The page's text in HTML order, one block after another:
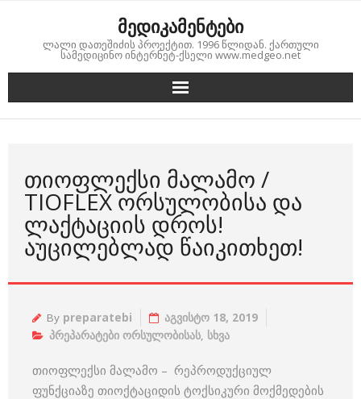
მედიკამენტები
ლალი დათეშიძის პროექტით. 1996 წლიდან. ქართული
სამედიცინო ინტერნეტ-ქსელი www.medgeo.net
ᲗᲘᲝᲤᲚᲔᲥᲡᲘ ᲛᲐᲚᲐᲛᲝ /
TIOFLEX ᲝᲠᲡᲣᲚᲝᲑᲘᲡᲐ ᲓᲐ
ᲚᲐᲥᲢᲐᲪᲘᲘᲡ ᲓᲠᲝᲡ!
ᲐᲣᲪᲘᲚᲔᲑᲚᲐᲓ ᲬᲐᲘᲙᲘᲗᲮᲔᲗ!
By preparatebi
აგვისტო 18, 2019
პრეპარატები ორსულობისას, სხვა
თიოფლექსი მალამო – რეპროდუქციულ
ფუნქციაზე თიოქტაციდის ტოქსიკური მოქმედების